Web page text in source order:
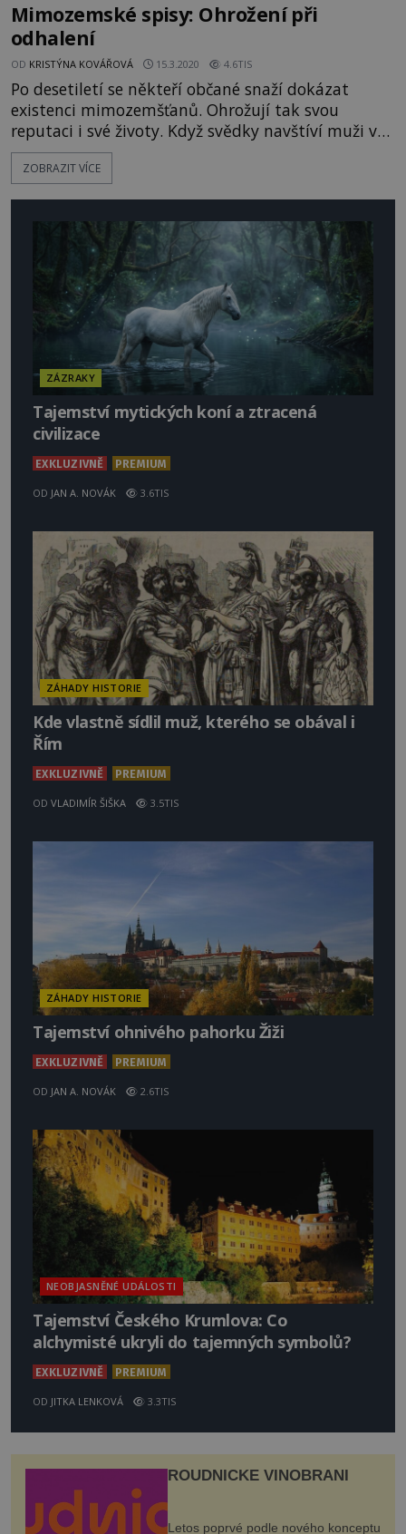
Mimozemské spisy: Ohrožení při
odhalení
OD KRISTÝNA KOVÁŘOVÁ 15.3.2020 4.6TIS
Po desetiletí se někteří občané snaží dokázat
existenci mimozemšťanů. Ohrožují tak svou
reputaci i své životy. Když svědky navštíví muži v
černém, čeká je údajně výslech. Je to skutečně tak?
https://www.youtube.com/watch?v=Pp1NeHlGH0Y
ZOBRAZIT VÍCE
ZÁZRAKY
Tajemství mytických koní a ztracená
civilizace
EXKLUZIVNĚ PREMIUM
OD JAN A. NOVÁK 3.6TIS
ZÁHADY HISTORIE
Kde vlastně sídlil muž, kterého se obával i
Řím
EXKLUZIVNĚ PREMIUM
OD VLADIMÍR ŠIŠKA 3.5TIS
ZÁHADY HISTORIE
Tajemství ohnivého pahorku Žiži
EXKLUZIVNĚ PREMIUM
OD JAN A. NOVÁK 2.6TIS
NEOBJASNĚNÉ UDÁLOSTI
Tajemství Českého Krumlova: Co
alchymisté ukryli do tajemných symbolů?
EXKLUZIVNĚ PREMIUM
OD JITKA LENKOVÁ 3.3TIS
ROUDNICKÉ VINOBRANÍ
Letos poprvé podle nového konceptu